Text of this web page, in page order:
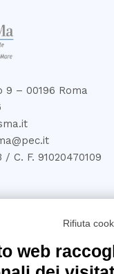
9 – 00196 Roma
/ C. F. 91020470109
Rifiuta
web